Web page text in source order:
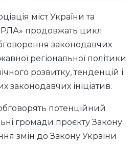
міст України та
продовжать цикл
законодавчих
регіональної політики
розвитку, тенденцій і
законодавчих ініціатив.
потенційний
громади проєкту Закону
змін до Закону України